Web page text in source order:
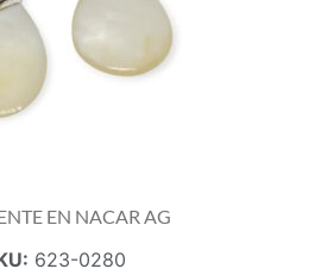
EN NACAR AG
623-0280